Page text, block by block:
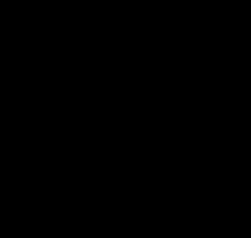
Peter Voigt eine
insgesamt
von Biografischem und
Kriegsende und unmittelbarer
er plastische Erinnerungen
als Heranwachsender in
und ordnete sie zu
Zusammenhängen.
eigenwillige Weise zum
zum Allgemeinen, die eigene
Diese nicht alltäglichen
Auffassungen nebenherliefen,